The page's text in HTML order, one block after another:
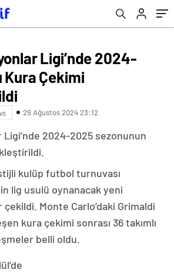
Ligi’nde 2024-
Kura Çekimi
29 Ağustos 2024 23:12
Ligi’nde 2024-2025 sezonunun
kulüp futbol turnuvası
lig usulü oynanacak yeni
Monte Carlo’daki Grimaldi
kura çekimi sonrası 36 takımlı
belli oldu.